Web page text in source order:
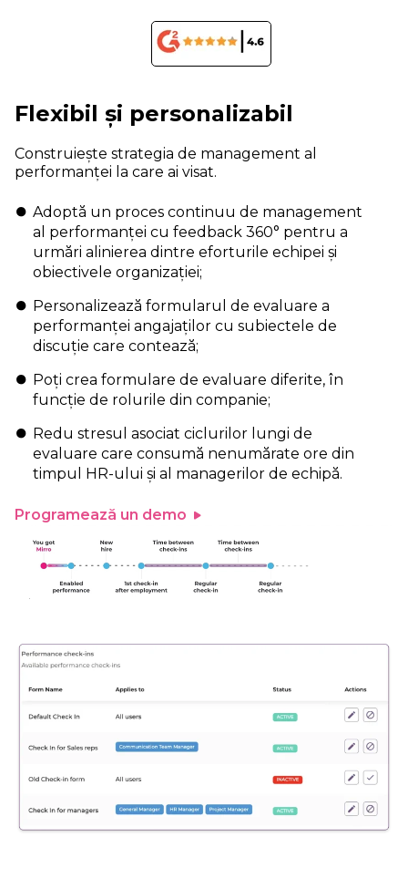
Flexibil și personalizabil
Construiește strategia de management al
performanței la care ai visat.
Adoptă un proces continuu de management
al performanței cu feedback 360° pentru a
urmări alinierea dintre eforturile echipei și
obiectivele organizației;
Personalizează formularul de evaluare a
performanței angajaților cu subiectele de
discuție care contează;
Poți crea formulare de evaluare diferite, în
funcție de rolurile din companie;
Redu stresul asociat ciclurilor lungi de
evaluare care consumă nenumărate ore din
timpul HR-ului și al managerilor de echipă.
Programează un demo